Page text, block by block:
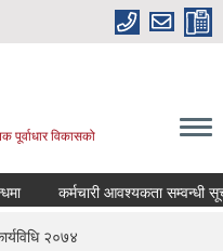
पूर्वाधार विकासको
कर्मचारी आवश्यकता सम्वन्धी सूचना
२०७४